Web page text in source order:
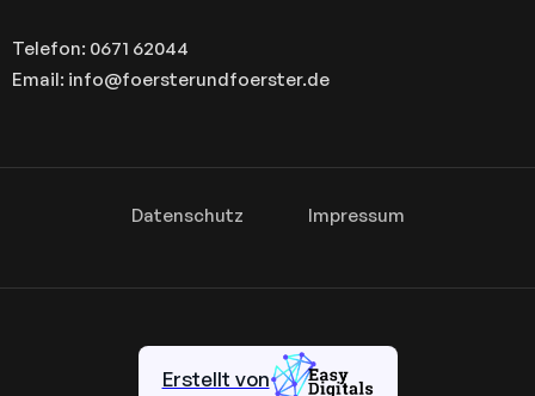
Telefon: 0671 62044
Email: info@foersterundfoerster.de
Datenschutz Impressum
Erstellt von